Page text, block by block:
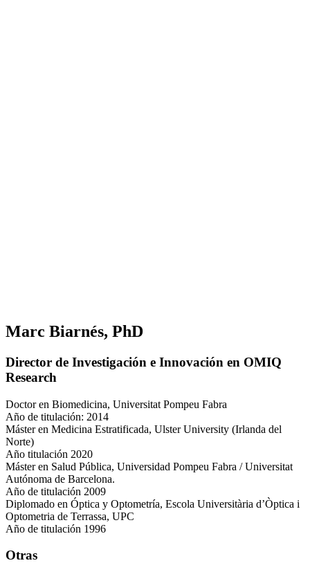
Marc Biarnés, PhD
Director de Investigación e Innovación en OMIQ
Research
Doctor en Biomedicina, Universitat Pompeu Fabra
Año de titulación: 2014
Máster en Medicina Estratificada, Ulster University (Irlanda del
Norte)
Año titulación 2020
Máster en Salud Pública, Universidad Pompeu Fabra / Universitat
Autónoma de Barcelona.
Año de titulación 2009
Diplomado en Óptica y Optometría, Escola Universitària d’Òptica i
Optometria de Terrassa, UPC
Año de titulación 1996
Otras